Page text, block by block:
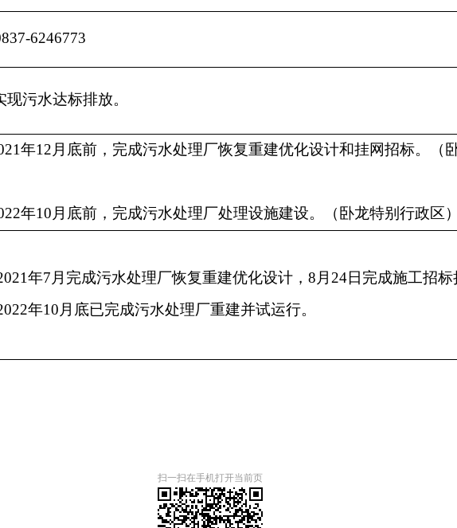
6246773
现污水达标排放。
年12 月底前，完成污水处理厂恢复重建优化设计和挂网招标。（
年10 月底前，完成污水处理厂处理设施建设。（卧龙特别行政区）
年7 月完成污水处理厂恢复重建优化设计，8 月 24日完成施工招标
年10 月底已完成污水处理厂重建并试运行。
扫一扫在手机打开当前页